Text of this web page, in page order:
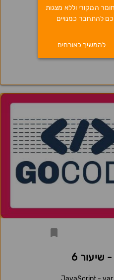
6
המקורי וללא מצגות
להתחבר כמנויים
להמשיך כאורחים